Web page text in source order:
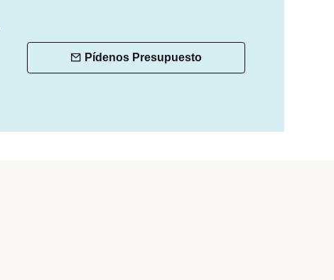
Pídenos Presupuesto